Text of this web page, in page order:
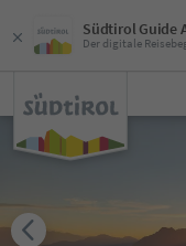
Südtirol Guide
Der digitale